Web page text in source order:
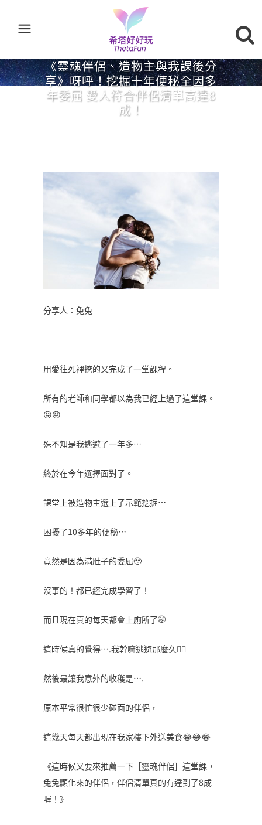
《靈魂伴侶、造物主與我課後分
享》呀呼！挖掘十年便秘全因多
年委屈 愛人符合伴侶清單高達8
成！
分享人：兔兔
用愛往死裡挖的又完成了一堂課程。
所有的老師和同學都以為我已經上過了這堂課。
😝😝
殊不知是我逃避了一年多…
終於在今年選擇面對了。
課堂上被造物主選上了示範挖掘…
困擾了10多年的便秘…
竟然是因為滿肚子的委屈🥹
沒事的！都已經完成學習了！
而且現在真的每天都會上廁所了🤭
這時候真的覺得….我幹嘛逃避那麼久🤷‍♀️
然後最讓我意外的收穫是….
原本平常很忙很少碰面的伴侶，
這幾天每天都出現在我家樓下外送美食😂😂😂
《這時候又要來推薦一下［靈魂伴侶］這堂課，
兔兔顯化來的伴侶，伴侶清單真的有達到了8成
喔！》